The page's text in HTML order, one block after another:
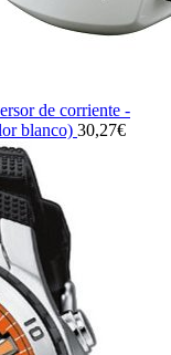
de corriente -
blanco) 30,27€